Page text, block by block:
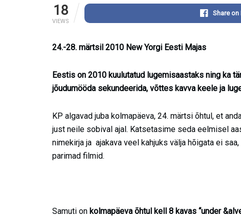
18
VIEWS
Share
24.-28. märtsil 2010 New Yorgi Eesti Majas
Eestis on 2010 kuulutatud lugemisaastaks ning ka
jõudumööda sekundeerida, võttes kavva keele ja
KP algavad juba kolmapäeva, 24. märtsi õhtul, et
just neile sobival ajal. Katsetasime seda eelmisel
nimekirja ja ajakava veel kahjuks välja hõigata ei
parimad filmid.
Samuti on kolmapäeva õhtul kell 8 kavas “under